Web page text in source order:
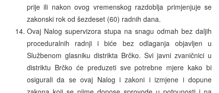
prije ili nakon ovog vremenskog razdoblja primjenjuje se
zakonski rok od šezdeset (60) radnih dana.
Ovaj Nalog supervizora stupa na snagu odmah bez daljih
proceduralnih radnji i biće bez odlaganja objavljen u
Službenom glasniku distrikta Brčko. Svi javni zvaničnici u
distriktu Brčko će preduzeti sve potrebne mjere kako bi
osigurali da se ovaj Nalog i zakoni i izmjene i dopune